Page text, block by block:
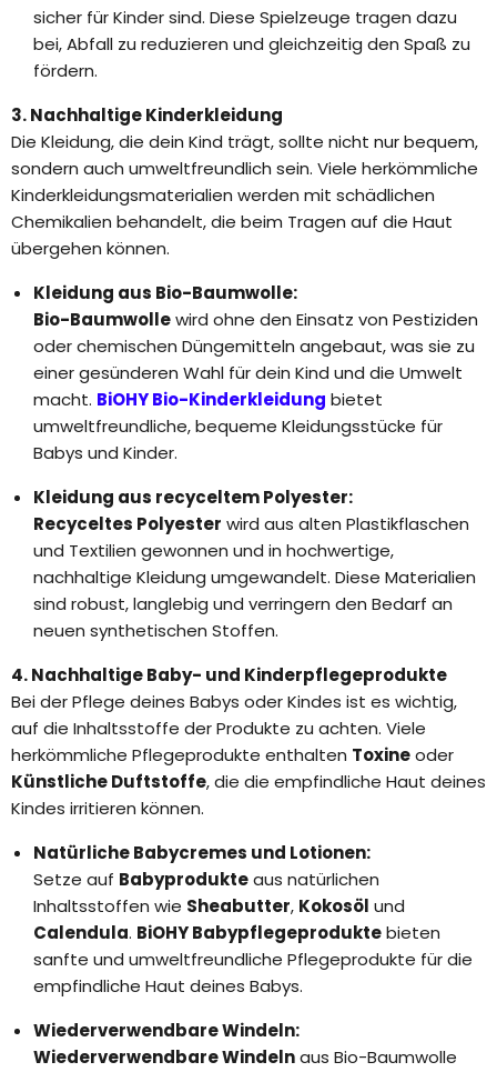
sicher für Kinder sind. Diese Spielzeuge tragen dazu
bei, Abfall zu reduzieren und gleichzeitig den Spaß zu
fördern.
3. Nachhaltige Kinderkleidung
Die Kleidung, die dein Kind trägt, sollte nicht nur bequem,
sondern auch umweltfreundlich sein. Viele herkömmliche
Kinderkleidungsmaterialien werden mit schädlichen
Chemikalien behandelt, die beim Tragen auf die Haut
übergehen können.
Kleidung aus Bio-Baumwolle:
Bio-Baumwollewird ohne den Einsatz von Pestiziden
oder chemischen Düngemitteln angebaut, was sie zu
einer gesünderen Wahl für dein Kind und die Umwelt
macht. BiOHY Bio-Kinderkleidung bietet
umweltfreundliche, bequeme Kleidungsstücke für
Babys und Kinder.
Kleidung aus recyceltem Polyester:
Recyceltes Polyester wird aus alten Plastikflaschen
und Textilien gewonnen und in hochwertige,
nachhaltige Kleidung umgewandelt. Diese Materialien
sind robust, langlebig und verringern den Bedarf an
neuen synthetischen Stoffen.
4. Nachhaltige Baby- und Kinderpflegeprodukte
Bei der Pflege deines Babys oder Kindes ist es wichtig,
auf die Inhaltsstoffe der Produkte zu achten. Viele
herkömmliche Pflegeprodukte enthalten Toxineoder
Künstliche Duftstoffe, die die empfindliche Haut deines
Kindes irritieren können.
Natürliche Babycremes und Lotionen:
Setze auf Babyprodukteaus natürlichen
Inhaltsstoffen wie Sheabutter, Kokosöl und
Calendula. BiOHY Babypflegeproduktebieten
sanfte und umweltfreundliche Pflegeprodukte für die
empfindliche Haut deines Babys.
Wiederverwendbare Windeln:
Wiederverwendbare Windelnaus Bio-Baumwolle